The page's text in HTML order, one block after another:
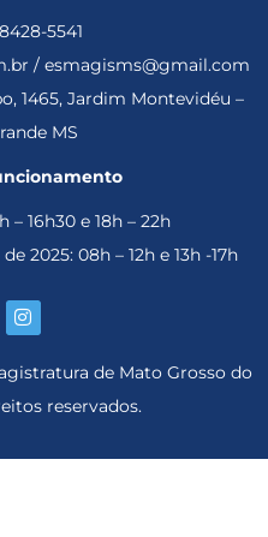
5541
/ esmagisms@gmail.com
1465, Jardim Montevidéu –
MS
– 16h30 e 18h – 22h
2025: 08h – 12h e 13h -17h
de Mato Grosso do
reservados.